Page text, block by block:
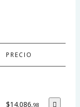
PRECIO
$14.086,98